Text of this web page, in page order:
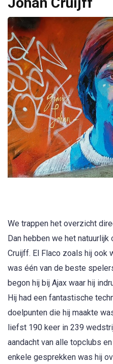
We trappen het overzicht
Dan hebben we het
Cruijff. El Flaco zoals hij ook
was één van de beste
begon hij bij Ajax waar hij
Hij had een fantastische
doelpunten die hij maakte
liefst 190 keer in 239
aandacht van alle topclubs
enkele gesprekken was hij